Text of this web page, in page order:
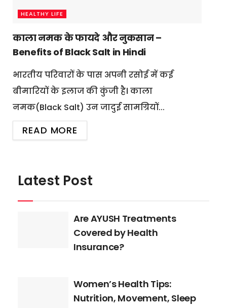
HEALTHY LIFE
काला नमक के फायदे और नुकसान –
Benefits of Black Salt in Hindi
भारतीय परिवारों के पास अपनी रसोई में कई
बीमारियों के इलाज की कुंजी है। काला
नमक(Black Salt) उन जादुई सामग्रियों...
READ MORE
Latest Post
Are AYUSH Treatments
Covered by Health
Insurance?
Women’s Health Tips:
Nutrition, Movement, Sleep